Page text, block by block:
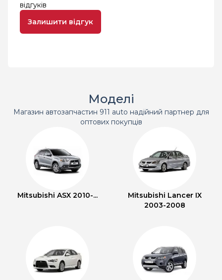
відгуків
Залишити відгук
Моделі
Магазин автозапчастин 911 auto надійний партнер для
оптових покупців
Mitsubishi ASX 2010-...
Mitsubishi Lancer IX
2003-2008